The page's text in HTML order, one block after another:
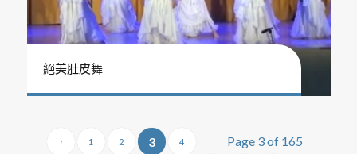
絕美肚皮舞
Page 3 of 165
‹ 1 2 3 4